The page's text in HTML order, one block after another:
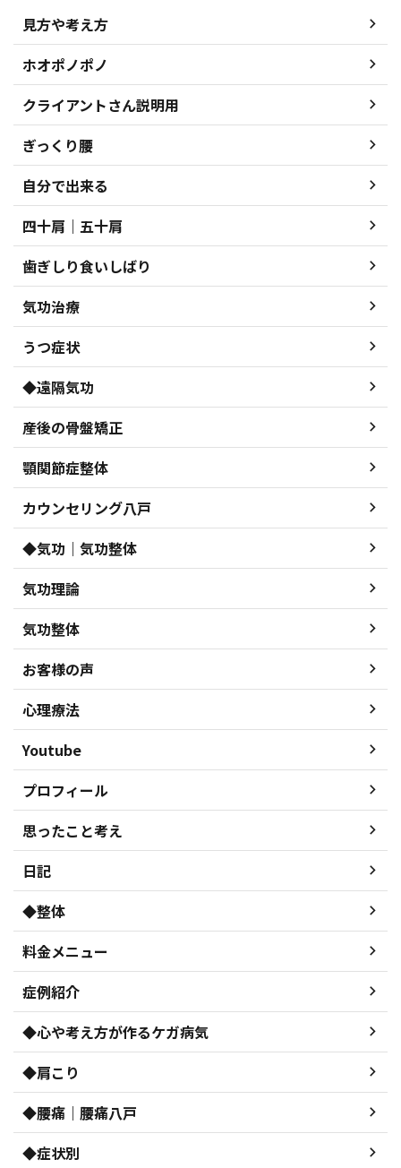
見方や考え方
ホオポノポノ
クライアントさん説明用
ぎっくり腰
自分で出来る
四十肩｜五十肩
歯ぎしり食いしばり
気功治療
うつ症状
◆遠隔気功
産後の骨盤矯正
顎関節症整体
カウンセリング八戸
◆気功｜気功整体
気功理論
気功整体
お客様の声
心理療法
Youtube
プロフィール
思ったこと考え
日記
◆整体
料金メニュー
症例紹介
◆心や考え方が作るケガ病気
◆肩こり
◆腰痛｜腰痛八戸
◆症状別